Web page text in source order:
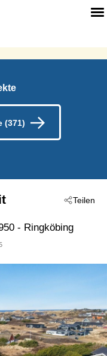
(371)
Teilen
- Ringköbing